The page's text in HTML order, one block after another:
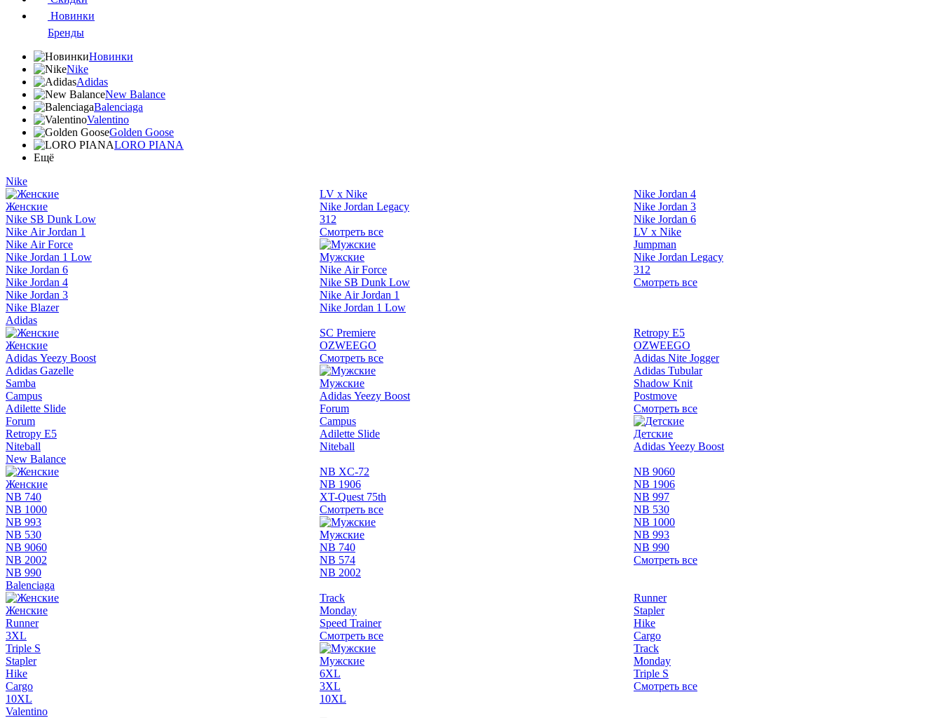
Новинки
Бренды
Новинки
Nike
Adidas
New Balance
Balenciaga
Valentino
Golden Goose
LORO PIANA
Ещё
Nike
Женские
Nike SB Dunk Low
Nike Air Jordan 1
Nike Air Force
Nike Jordan 1 Low
Nike Jordan 6
Nike Jordan 4
Nike Jordan 3
Nike Blazer
LV x Nike
Nike Jordan Legacy
312
Смотреть все
Мужские
Nike Air Force
Nike SB Dunk Low
Nike Air Jordan 1
Nike Jordan 1 Low
Nike Jordan 4
Nike Jordan 3
Nike Jordan 6
LV x Nike
Jumpman
Nike Jordan Legacy
312
Смотреть все
Adidas
Женские
Adidas Yeezy Boost
Adidas Gazelle
Samba
Campus
Adilette Slide
Forum
Retropy E5
Niteball
SC Premiere
OZWEEGO
Смотреть все
Мужские
Adidas Yeezy Boost
Forum
Campus
Adilette Slide
Niteball
Retropy E5
OZWEEGO
Adidas Nite Jogger
Adidas Tubular
Shadow Knit
Postmove
Смотреть все
Детские
Adidas Yeezy Boost
New Balance
Женские
NB 740
NB 1000
NB 993
NB 530
NB 9060
NB 2002
NB 990
NB XC-72
NB 1906
XT-Quest 75th
Смотреть все
Мужские
NB 740
NB 574
NB 2002
NB 9060
NB 1906
NB 997
NB 530
NB 1000
NB 993
NB 990
Смотреть все
Balenciaga
Женские
Runner
3XL
Triple S
Stapler
Hike
Cargo
10XL
Track
Monday
Speed Trainer
Смотреть все
Мужские
6XL
3XL
10XL
Runner
Stapler
Hike
Cargo
Track
Monday
Triple S
Смотреть все
Valentino